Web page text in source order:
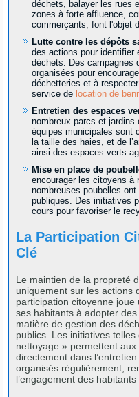
déchets, balayer les rues
zones à forte affluence,
commerçants, font l'objet
Lutte contre les dépôts
des actions pour identifier
déchets. Des campagnes
organisées pour
déchetteries et à
service de location de
Entretien des espaces
nombreux parcs et jardins
équipes municipales sont
la taille des haies, et de
ainsi des espaces verts
Mise en place de
encourager les citoyens à
nombreuses poubelles
publiques. Des initiatives
cours pour favoriser le
La Participation
Clé
Le maintien de la propreté
uniquement sur les actions
participation citoyenne
ses habitants à adopter
matière de gestion des
publics. Les initiatives
nettoyage » permettent
directement dans
organisés régulièrement,
l’engagement des